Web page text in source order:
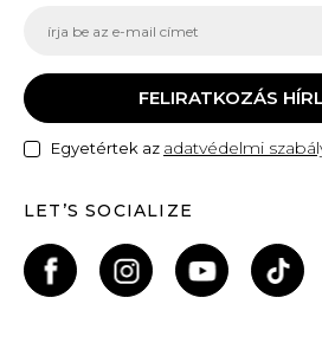
FELIRATKOZÁS
Egyetértek az adatvédelmi
LET’S SOCIALIZE